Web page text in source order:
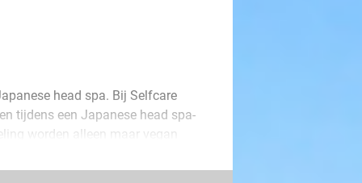
head spa. Bij Selfcare
tijdens een Japanese head spa-
worden alleen maar vegan